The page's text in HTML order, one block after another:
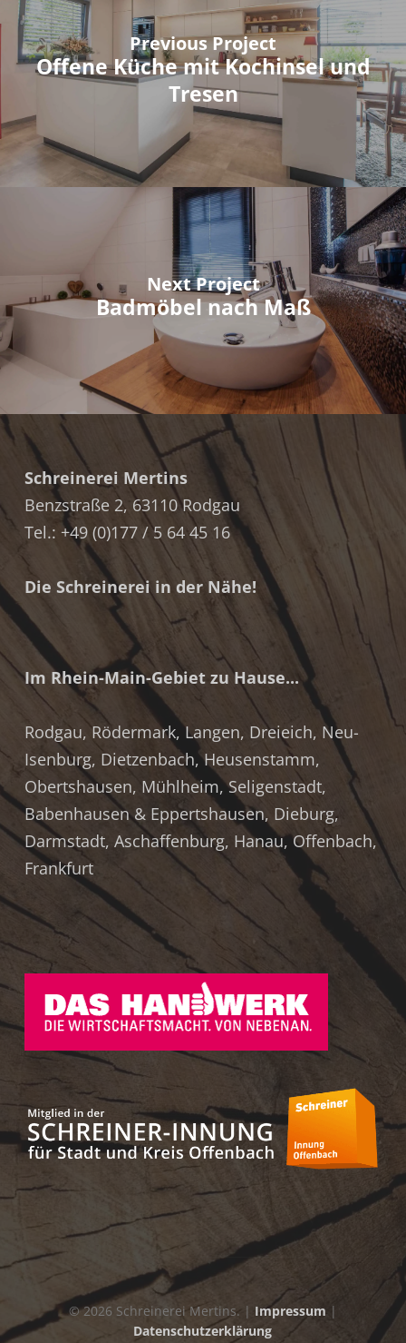
Previous Project
Offene Küche mit Kochinsel und
Tresen
Next Project
Badmöbel nach Maß
Schreinerei Mertins
Benzstraße 2, 63110 Rodgau
Tel.: +49 (0)177 / 5 64 45 16
Die Schreinerei in der Nähe!
Im Rhein-Main-Gebiet zu Hause...
Rodgau, Rödermark,Langen, Dreieich, Neu-
Isenburg, Dietzenbach,Heusenstamm,
Obertshausen, Mühlheim,Seligenstadt,
Babenhausen & Eppertshausen, Dieburg,
Darmstadt, Aschaffenburg, Hanau,Offenbach,
Frankfurt
© 2026 Schreinerei Mertins. | Impressum |
Datenschutzerklärung